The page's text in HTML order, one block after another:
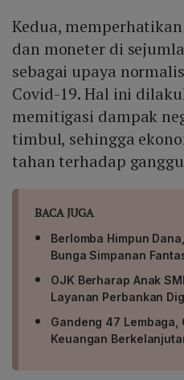
Kedua,
dan moneter di
sebagai upaya
Covid-19. Hal ini
memitigasi dampak
timbul, sehingga
tahan terhadap
BACA JUGA
Berlomba Himpun
Bunga Simpanan
OJK Berharap Anak
Layanan Perbankan
Gandeng 47 Lembaga,
Keuangan